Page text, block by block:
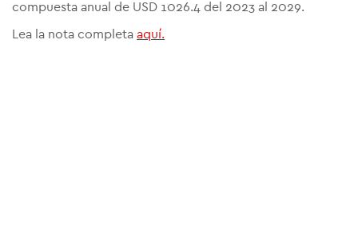
compuesta anual de USD 1026.4 del 2023 al 2029.
Lea la nota completa aquí.